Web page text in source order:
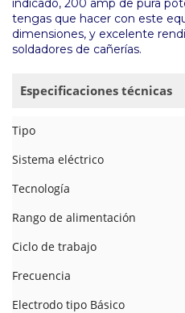
tengas que hacer con este
dimensiones, y excelente
soldadores de cañerías.
Especificaciones técnicas
Tipo
Sistema eléctrico
Tecnología
Rango de alimentación
Ciclo de trabajo
Frecuencia
Electrodo tipo Básico